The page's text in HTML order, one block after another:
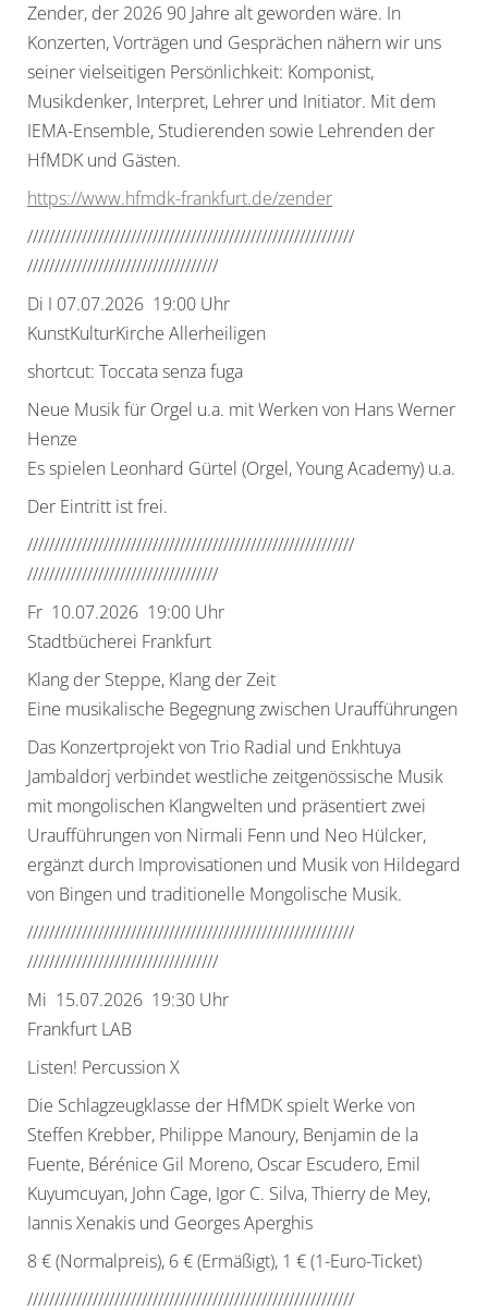
Zender, der 2026 90 Jahre alt geworden wäre. In
Konzerten, Vorträgen und Gesprächen nähern wir uns
seiner vielseitigen Persönlichkeit: Komponist,
Musikdenker, Interpret, Lehrer und Initiator. Mit dem
IEMA-Ensemble, Studierenden sowie Lehrenden der
HfMDK und Gästen.
https://www.hfmdk-frankfurt.de/zender
////////////////////////////////////////////////////////////
///////////////////////////////////
Di I 07.07.2026 19:00 Uhr
KunstKulturKirche Allerheiligen
shortcut: Toccata senza fuga
Neue Musik für Orgel u.a. mit Werken von Hans Werner
Henze
Es spielen Leonhard Gürtel (Orgel, Young Academy) u.a.
Der Eintritt ist frei.
////////////////////////////////////////////////////////////
///////////////////////////////////
Fr 10.07.2026 19:00 Uhr
Stadtbücherei Frankfurt
Klang der Steppe, Klang der Zeit
Eine musikalische Begegnung zwischen Uraufführungen
Das Konzertprojekt von Trio Radial und Enkhtuya
Jambaldorj verbindet westliche zeitgenössische Musik
mit mongolischen Klangwelten und präsentiert zwei
Uraufführungen von Nirmali Fenn und Neo Hülcker,
ergänzt durch Improvisationen und Musik von Hildegard
von Bingen und traditionelle Mongolische Musik.
////////////////////////////////////////////////////////////
///////////////////////////////////
Mi 15.07.2026 19:30 Uhr
Frankfurt LAB
Listen! Percussion X
Die Schlagzeugklasse der HfMDK spielt Werke von
Steffen Krebber, Philippe Manoury, Benjamin de la
Fuente, Bérénice Gil Moreno, Oscar Escudero, Emil
Kuyumcuyan, John Cage, Igor C. Silva, Thierry de Mey,
Iannis Xenakis und Georges Aperghis
8 € (Normalpreis), 6 € (Ermäßigt), 1 € (1-Euro-Ticket)
////////////////////////////////////////////////////////////